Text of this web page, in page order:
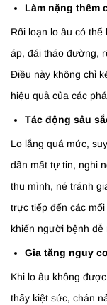
Làm nặng thêm
Rối loạn lo âu có
áp, đái tháo đường,
Điều này không chỉ
hiệu quả của các
Tác động sâu
Lo lắng quá mức,
dần mất tự tin, nghi
thu mình, né tránh
trực tiếp đến các
khiến người bệnh dễ
Gia tăng nguy
Khi lo âu không
thấy kiệt sức, chán